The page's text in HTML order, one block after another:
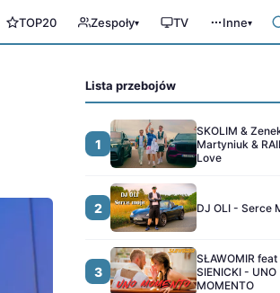
TOP20 Zespoły▾ TV Inne▾
Lista przebojów
1
SKOLIM &
Martyniuk &
Love
2 DJ OLI - Serce
3
SŁAWOMIR feat
SIENICKI - UNO
MOMENTO